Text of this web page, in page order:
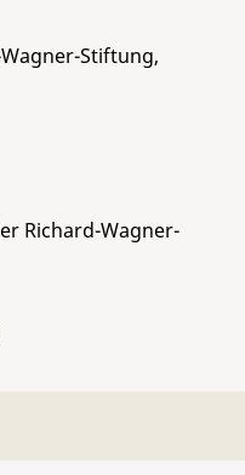
Stiftung,
Richard-Wagner-